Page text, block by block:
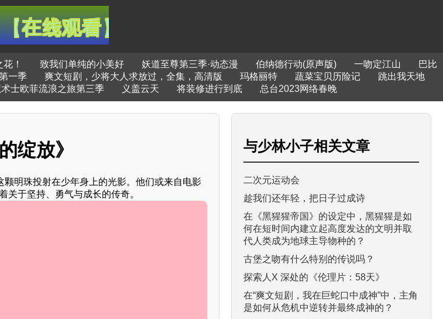
！ 致我们单纯的小美好 妖道至尊第三季·动态漫 伯纳德行动(原声版) 一吻定江山
巴比
一季 爽文短剧，少将大人求放过，全集，高清版 玛格丽特 蔬菜宝贝历险记
跳出我天地
术士欧菲流浪之旅第三季 义盖云天 将装修进行到底 总台2023网络春晚
绽放》
颗明珠投射在少年身上的光影。他们或来自电影
于坚持、勇气与成长的传奇。
与少林小子相关文章
二次元运动会
趁我们还年轻，把日子过成诗
在《黑猩猩帝国》的设定中，黑猩猩是如
何在短时间内建立起高度发达的文明并取
代人类成为地球主导物种的？
古堡之吻有什么特别的传说吗？
探索人X 深处的《伦理片：58天》
在“爽文短剧，我在巨蛇口中成神”中，主角
是如何从危机中逆转并最终成神的？